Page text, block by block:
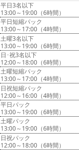
平日3名以下
13:00～19:00（6時間）
平日短縮パック
13:00～17:00（4時間）
土曜3名以下
13:00～19:00（6時間）
日･祝3名以下
12:00～18:00（6時間）
土曜短縮パック
13:00～17:00（4時間）
日祝短縮パック
12:00～16:00（4時間）
平日パック
13:00～19:00（6時間）
土曜パック
13:00～19:00（6時間）
日祝パック
12:00～18:00（6時間）